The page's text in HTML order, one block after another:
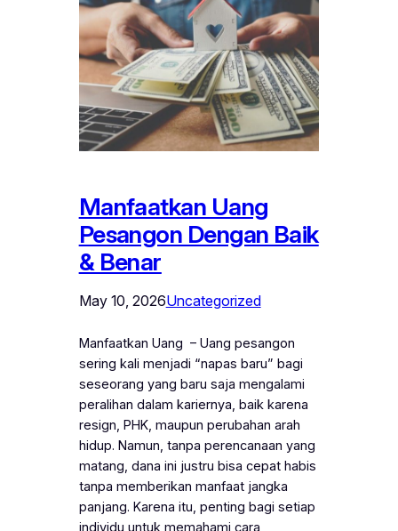
Manfaatkan Uang
Pesangon Dengan Baik
& Benar
May 10, 2026Uncategorized
Manfaatkan Uang – Uang pesangon
sering kali menjadi “napas baru” bagi
seseorang yang baru saja mengalami
peralihan dalam kariernya, baik karena
resign, PHK, maupun perubahan arah
hidup. Namun, tanpa perencanaan yang
matang, dana ini justru bisa cepat habis
tanpa memberikan manfaat jangka
panjang. Karena itu, penting bagi setiap
individu untuk memahami cara